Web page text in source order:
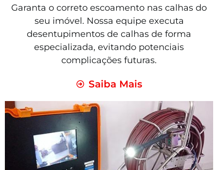
Garanta o correto escoamento nas calhas do
seu imóvel. Nossa equipe executa
desentupimentos de calhas de forma
especializada, evitando potenciais
complicações futuras.
Saiba Mais